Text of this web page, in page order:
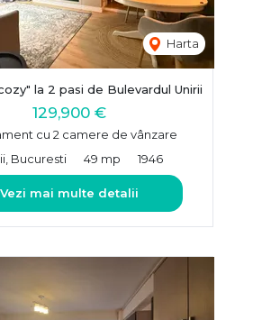
Harta
la 2 pasi de Bulevardul Unirii
129,900 €
cu 2 camere de vânzare
Bucuresti
49 mp 1946
Vezi mai multe detalii